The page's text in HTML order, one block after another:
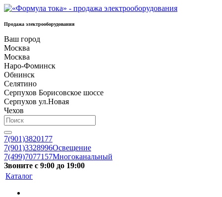
Продажа электрооборудования
Ваш город
Москва
Москва
Наро-Фоминск
Обнинск
Селятино
Серпухов Борисовское шоссе
Серпухов ул.Новая
Чехов
7(901)3820177
7(901)3328996Освещение
7(499)7077157Многоканальный
Звоните с 9:00 до 19:00
Каталог